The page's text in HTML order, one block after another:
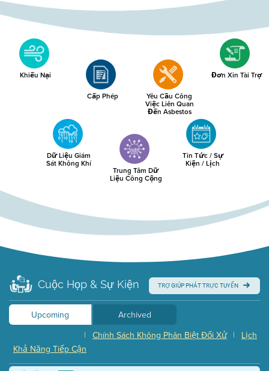
Khiếu Nại
Cấp Phép
Yêu Cầu Công
Việc Liên Quan
Đến Asbestos
Đơn Xin Tài Trợ
Dữ Liệu Giám
Sát Không Khí
Trung Tâm Dữ
Liệu Công Cộng
Tin Tức / Sự
Kiện / Lịch
Cuộc Họp & Sự Kiện TRỢ GIÚP PHÁT TRỰC TUYẾN
Upcoming
Archived
Lịch
|
Chính Sách Không Phân Biệt Đối Xử
|
Khả Năng Tiếp Cận